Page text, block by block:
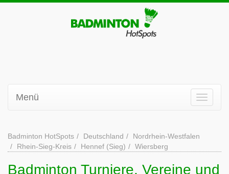
Menü
Badminton HotSpots Deutschland
Nordrhein-Westfalen
Rhein-Sieg-Kreis
Hennef (Sieg) Wiersberg
Badminton Turniere, Vereine und